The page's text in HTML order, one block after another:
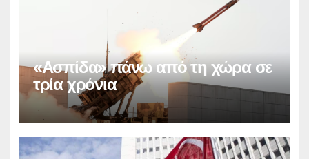
«Ασπίδα» πάνω από τη χώρα σε
τρία χρόνια